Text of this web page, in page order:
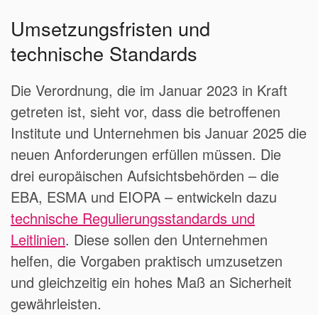
Umsetzungsfristen und
technische Standards
Die Verordnung, die im Januar 2023 in Kraft
getreten ist, sieht vor, dass die betroffenen
Institute und Unternehmen bis Januar 2025 die
neuen Anforderungen erfüllen müssen. Die
drei europäischen Aufsichtsbehörden – die
EBA, ESMA und EIOPA – entwickeln dazu
technische Regulierungsstandards und
Leitlinien. Diese sollen den Unternehmen
helfen, die Vorgaben praktisch umzusetzen
und gleichzeitig ein hohes Maß an Sicherheit
gewährleisten.